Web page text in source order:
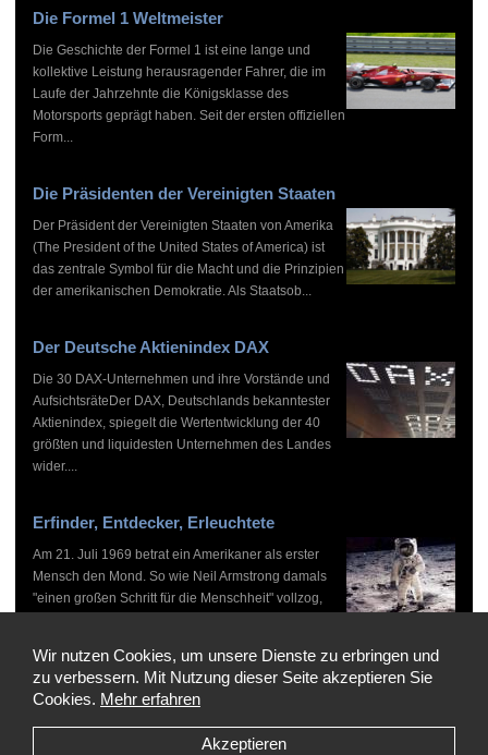
Die Formel 1 Weltmeister
Die Geschichte der Formel 1 ist eine lange und
kollektive Leistung herausragender Fahrer, die im
Laufe der Jahrzehnte die Königsklasse des
Motorsports geprägt haben. Seit der ersten offiziellen
Form...
Die Präsidenten der Vereinigten Staaten
Der Präsident der Vereinigten Staaten von Amerika
(The President of the United States of America) ist
das zentrale Symbol für die Macht und die Prinzipien
der amerikanischen Demokratie. Als Staatsob...
Der Deutsche Aktienindex DAX
Die 30 DAX-Unternehmen und ihre Vorstände und
AufsichtsräteDer DAX, Deutschlands bekanntester
Aktienindex, spiegelt die Wertentwicklung der 40
größten und liquidesten Unternehmen des Landes
wider....
Erfinder, Entdecker, Erleuchtete
Am 21. Juli 1969 betrat ein Amerikaner als erster
Mensch den Mond. So wie Neil Armstrong damals
"einen großen Schritt für die Menschheit" vollzog,
Copyright © 1999-2026 by WHO'S WHO, Alle Rechte vorbehalten
Wir nutzen Cookies, um unsere Dienste zu erbringen und
zu verbessern. Mit Nutzung dieser Seite akzeptieren Sie
Cookies. Mehr erfahren
Akzeptieren